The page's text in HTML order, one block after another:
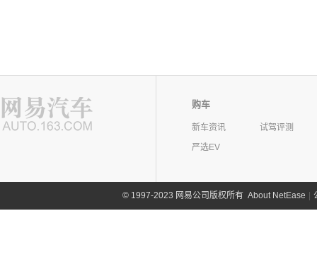
购车
新车资讯
试驾评测
严选EV
©1997-2023 网易公司版权所有 About NetEase